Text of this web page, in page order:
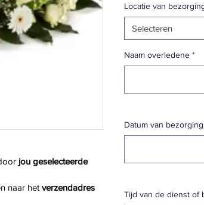
jou geselecteerde
naar het verzendadres
Locatie van
Selecteren
Naam overledene *
Datum van bezorging
Tijd van de dienst of